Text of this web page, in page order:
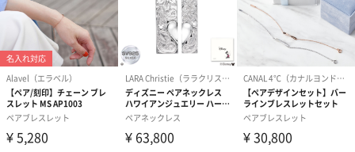
商品オプション情報
お届けボックスオプション
配送用のダンボールを装飾いたします。お相手のご住所に直接お
送りする際に人気のオプションです。お相手に直接手渡しする場
合は、紙袋との併用もおすすめです。